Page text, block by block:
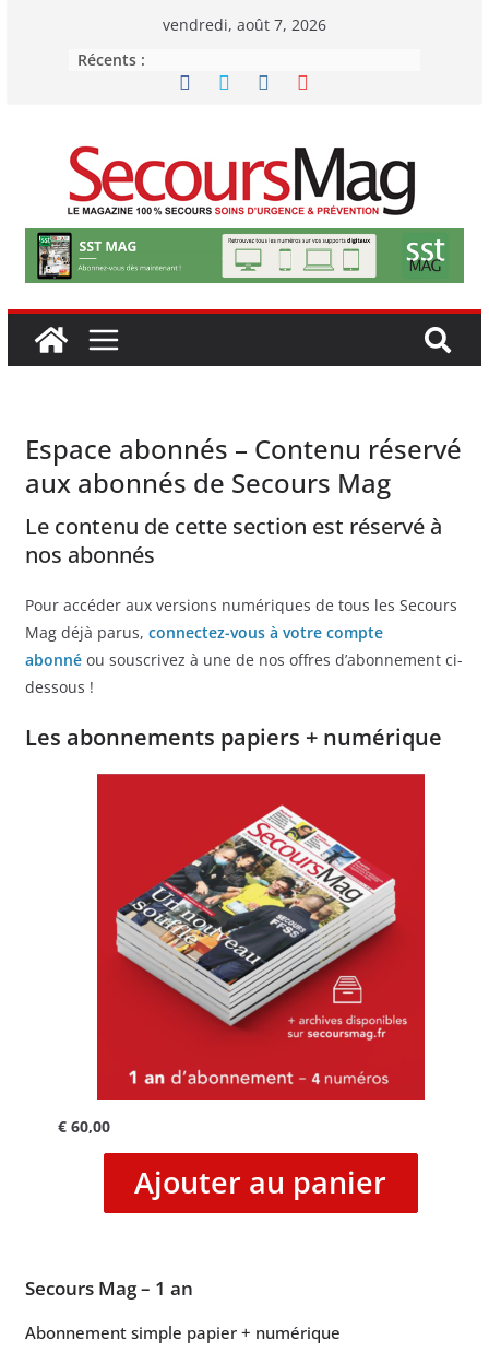
vendredi, août 7, 2026
Récents :
Espace abonnés – Contenu réservé
aux abonnés de Secours Mag
Le contenu de cette section est réservé à
nos abonnés
Pour accéder aux versions numériques de tous les Secours
Mag déjà parus, connectez-vous à votre compte
abonnéou souscrivez à une de nos offres d’abonnement ci-
dessous !
Les abonnements papiers + numérique
€60,00
Ajouter au panier
Secours Mag – 1 an
Abonnement simple papier + numérique